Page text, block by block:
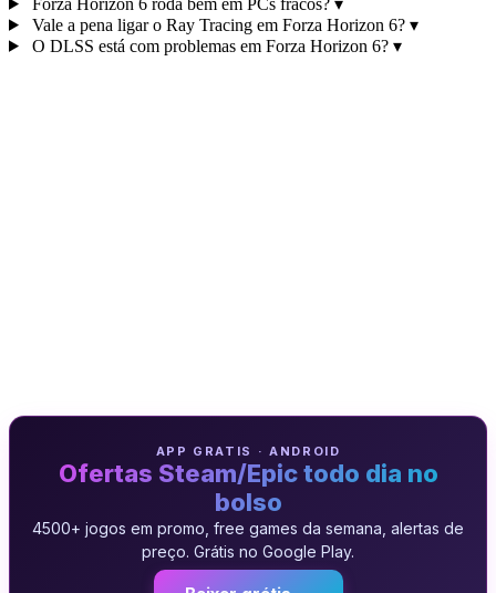
Vale a pena ligar o Ray Tracing em Forza Horizon 6? ▾
O DLSS está com problemas em Forza Horizon 6? ▾
APP GRATIS · ANDROID
Ofertas Steam/Epic todo dia no
bolso
4500+ jogos em promo, free games da semana, alertas de
preço. Grátis no Google Play.